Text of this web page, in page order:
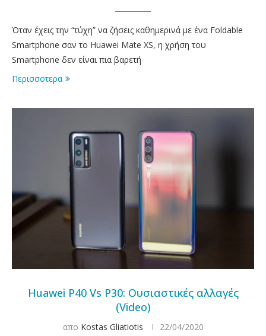
Όταν έχεις την “τύχη” να ζήσεις καθημερινά με ένα Foldable
Smartphone σαν το Huawei Mate XS, η χρήση του
Smartphone δεν είναι πια βαρετή
Περισσοτερα
Huawei P40 Vs P30: Ουσιαστικές αλλαγές
(Video)
απο Kostas Gliatiotis 22/04/2020